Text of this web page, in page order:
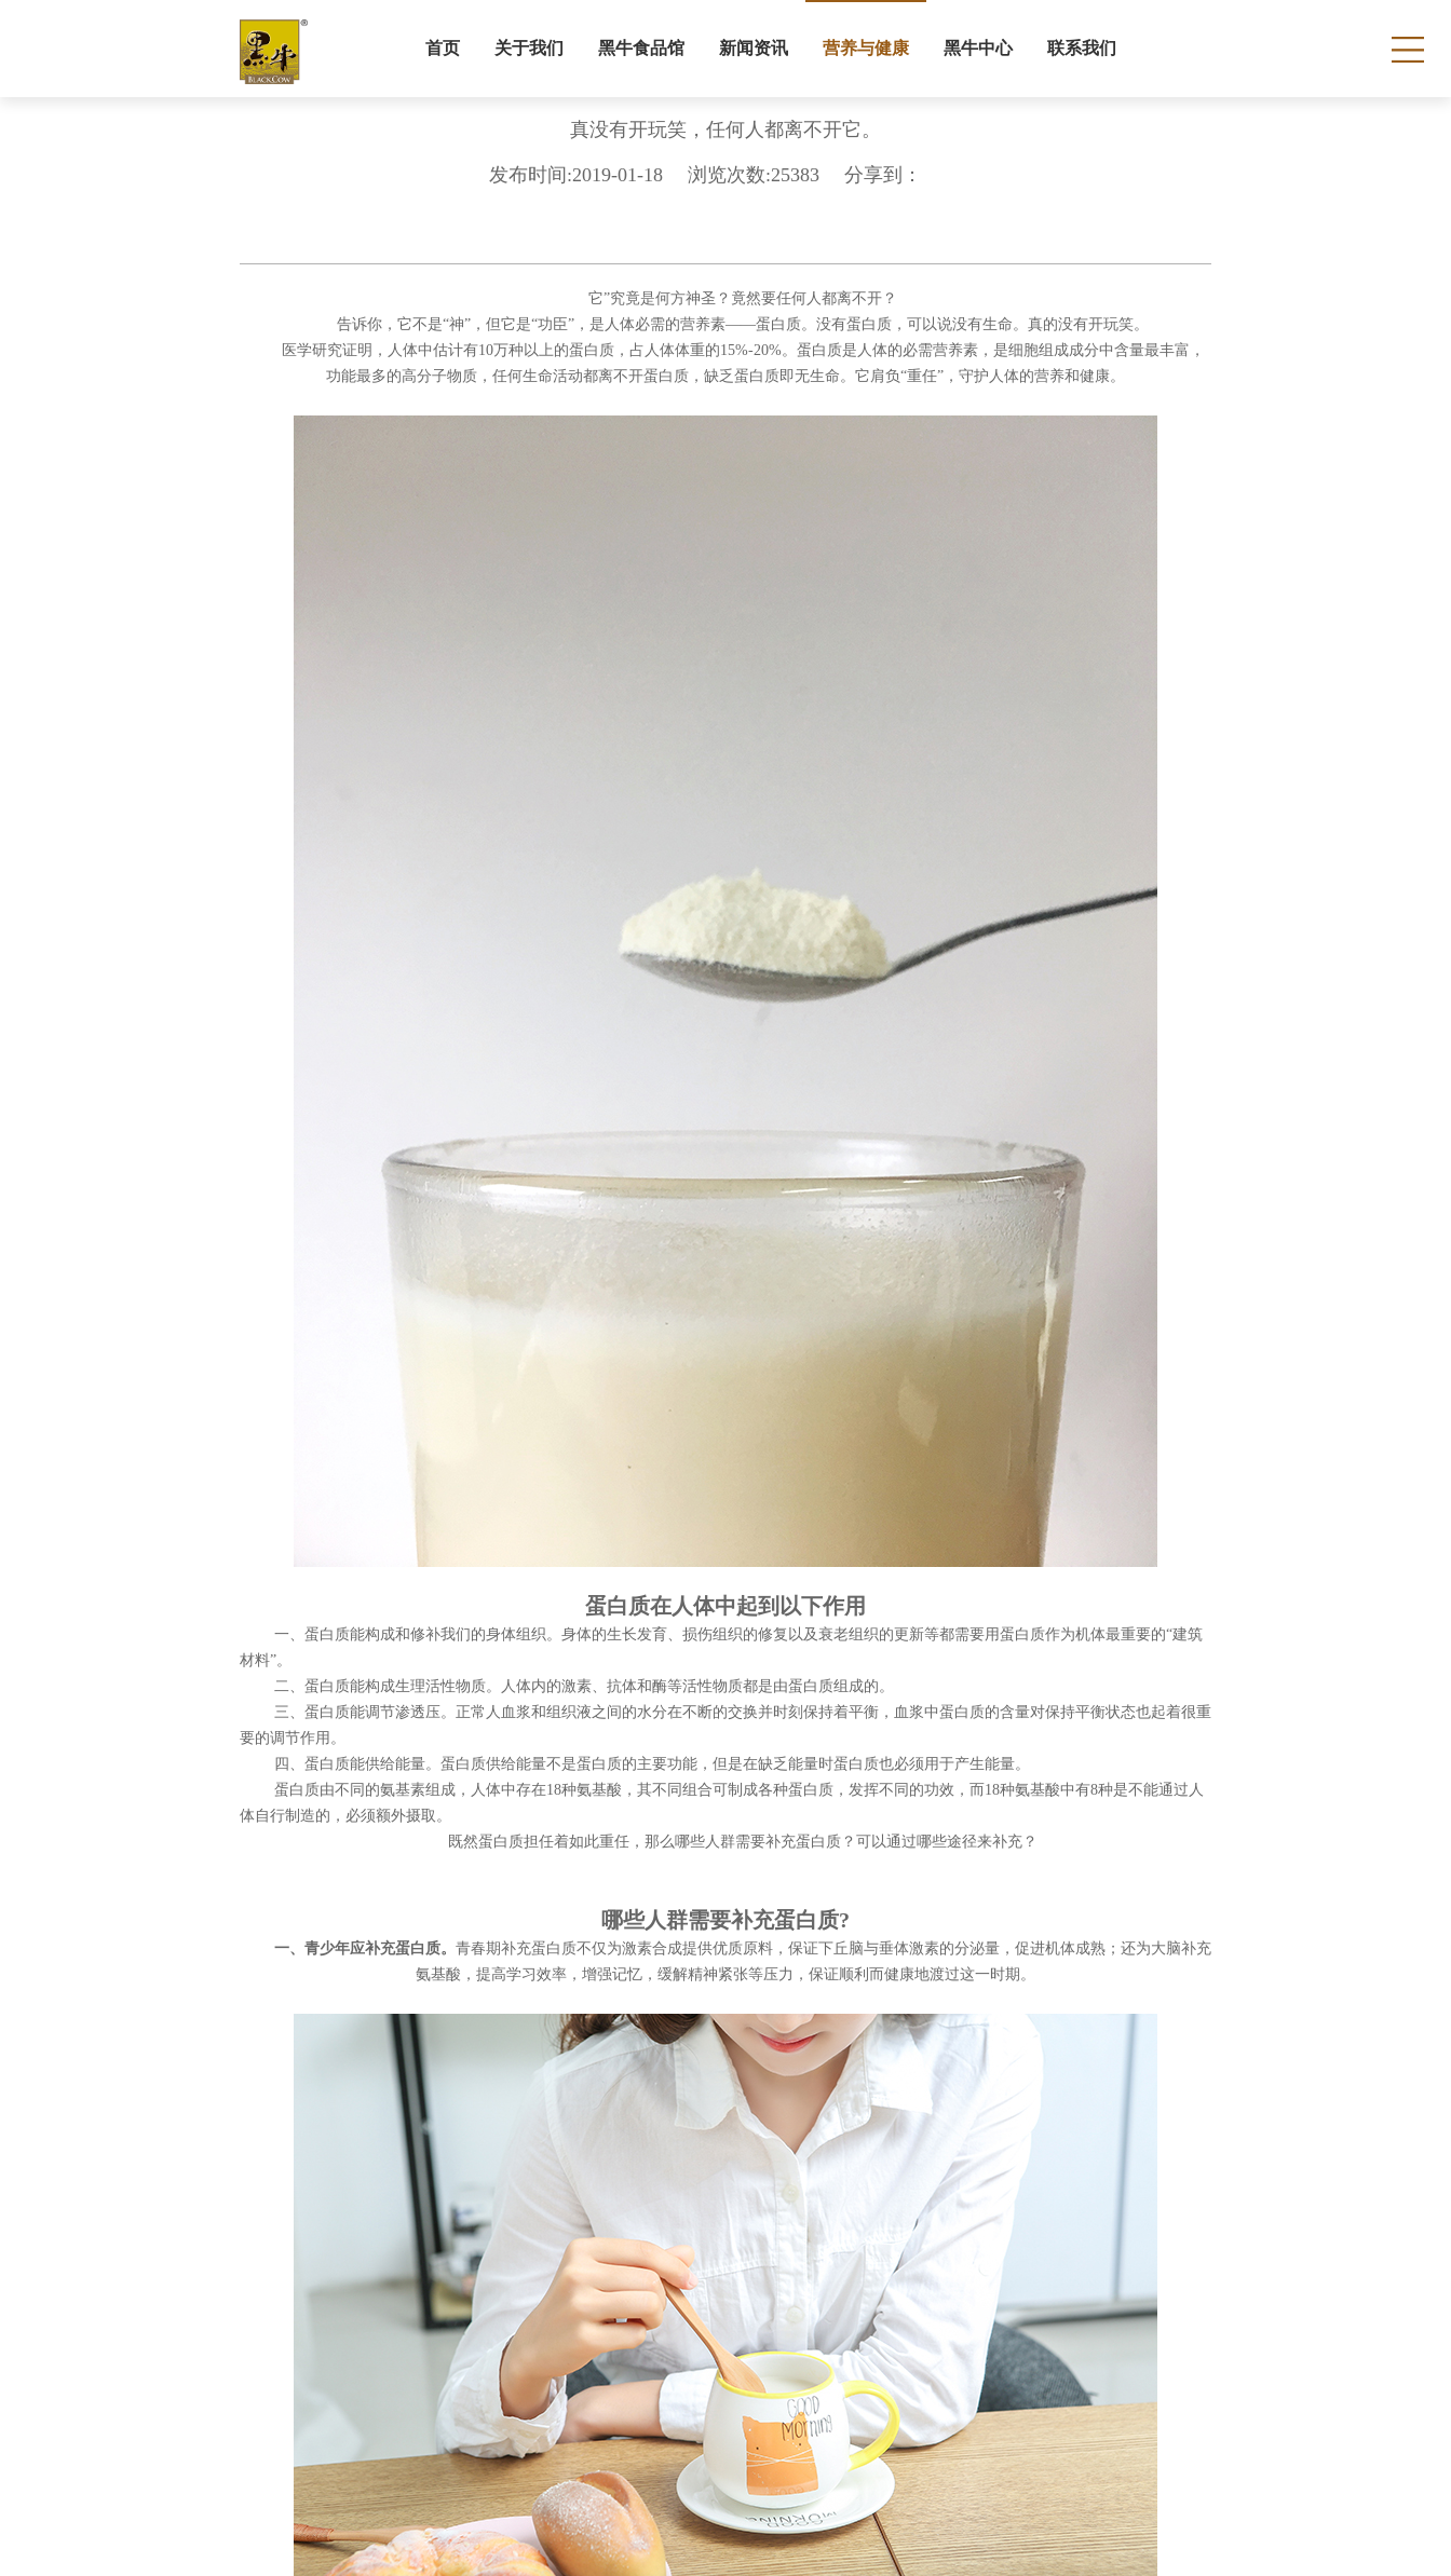
首页 关于我们 黑牛食品馆 新闻资讯 营养与健康 黑牛中心 联系我们
真没有开玩笑，任何人都离不开它。
发布时间:2019-01-18 浏览次数:25383 分享到：
它”究竟是何方神圣？竟然要任何人都离不开？
告诉你，它不是“神”，但它是“功臣”，是人体必需的营养素——蛋白质。没有蛋白质，可以说没有生命。真的没有开玩笑。
医学研究证明，人体中估计有10万种以上的蛋白质，占人体体重的15%-20%。蛋白质是人体的必需营养素，是细胞组成成分中含量最丰富，
功能最多的高分子物质，任何生命活动都离不开蛋白质，缺乏蛋白质即无生命。它肩负“重任”，守护人体的营养和健康。
蛋白质在人体中起到以下作用
一、蛋白质能构成和修补我们的身体组织。身体的生长发育、损伤组织的修复以及衰老组织的更新等都需要用蛋白质作为机体最重要的“建筑
材料”。
二、蛋白质能构成生理活性物质。人体内的激素、抗体和酶等活性物质都是由蛋白质组成的。
三、蛋白质能调节渗透压。正常人血浆和组织液之间的水分在不断的交换并时刻保持着平衡，血浆中蛋白质的含量对保持平衡状态也起着很重
要的调节作用。
四、蛋白质能供给能量。蛋白质供给能量不是蛋白质的主要功能，但是在缺乏能量时蛋白质也必须用于产生能量。
蛋白质由不同的氨基素组成，人体中存在18种氨基酸，其不同组合可制成各种蛋白质，发挥不同的功效，而18种氨基酸中有8种是不能通过人
体自行制造的，必须额外摄取。
既然蛋白质担任着如此重任，那么哪些人群需要补充蛋白质？可以通过哪些途径来补充？
哪些人群需要补充蛋白质?
一、青少年应补充蛋白质。 青春期补充蛋白质不仅为激素合成提供优质原料，保证下丘脑与垂体激素的分泌量，促进机体成熟；还为大脑补充
氨基酸，提高学习效率，增强记忆，缓解精神紧张等压力，保证顺利而健康地渡过这一时期。